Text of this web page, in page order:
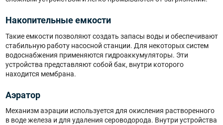
Накопительные емкости
Такие емкости позволяют создать запасы воды и обеспечивают
стабильную работу насосной станции. Для некоторых систем
водоснабжения применяются гидроаккумуляторы. Эти
устройства представляют собой бак, внутри которого
находится мембрана.
Аэратор
Механизм аэрации используется для окисления растворенного
в воде железа и для удаления сероводорода. Внутри устройства